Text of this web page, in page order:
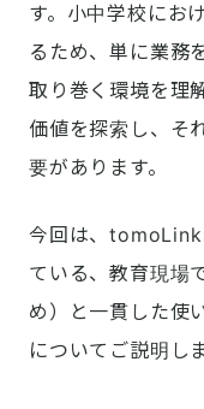
す。小中学校にお
るため、単に業務
取り巻く環境を理
価値を探索し、そ
要があります。
今回は、
ている、教育現場
め）と一貫した使
についてご説明しま